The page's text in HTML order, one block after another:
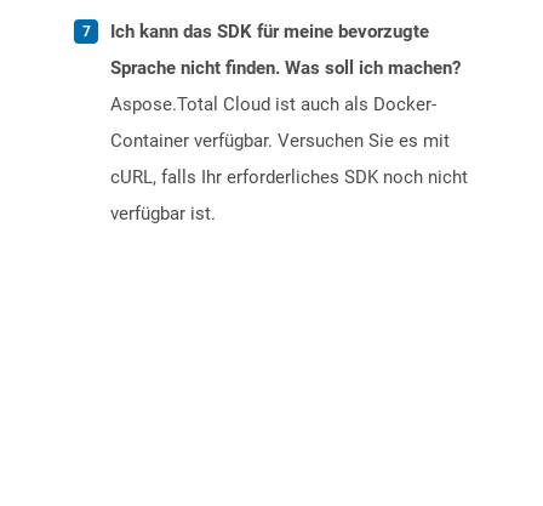
Ich kann das SDK für meine bevorzugte
Sprache nicht finden. Was soll ich machen?
Aspose.Total Cloud ist auch als Docker-
Container verfügbar. Versuchen Sie es mit
cURL, falls Ihr erforderliches SDK noch nicht
verfügbar ist.